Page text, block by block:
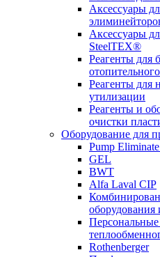
Аксессуары
Аксессуары
SteelTEX®
Реагенты для
Реагенты для
утилизации
Реагенты и
очистки
Оборудование для
Pump
GEL
BWT
Alfa Laval CIP
Rothenberger